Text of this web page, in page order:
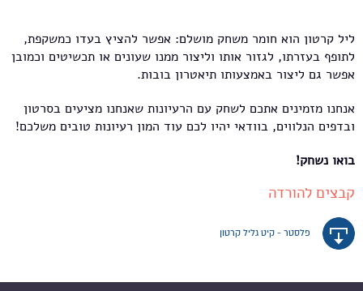
ליל קרטון הוא חומר משחק מושלם: אפשר להציץ בעדו כמשקפת,
לתופף בעזרתו, לגזור אותו וליצור ממנו שעונים או תכשיטים וכמובן
אפשר גם ליצור באמצעותו תיאטרון בובות.
אנחנו מזמינים אתכם לשחק עם הרעיונות שאנחנו מציעים בסרטון
ובדפים הנלווים, בוודאי יהיו לכם עוד המון רעיונות טובים משלכם!
בואו נשחק!
קבצים להורדה
פלסטר - קיט גליל קרטון